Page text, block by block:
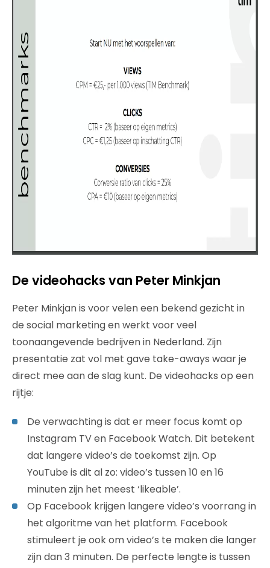
De videohacks van Peter Minkjan
Peter Minkjan is voor velen een bekend gezicht in
de social marketing en werkt voor veel
toonaangevende bedrijven in Nederland. Zijn
presentatie zat vol met gave take-aways waar je
direct mee aan de slag kunt. De videohacks op een
rijtje:
De verwachting is dat er meer focus komt op
Instagram TV en Facebook Watch. Dit betekent
dat langere video’s de toekomst zijn. Op
YouTube is dit al zo: video’s tussen 10 en 16
minuten zijn het meest ‘likeable’.
Op Facebook krijgen langere video’s voorrang in
het algoritme van het platform. Facebook
stimuleert je ook om video’s te maken die langer
zijn dan 3 minuten. De perfecte lengte is tussen